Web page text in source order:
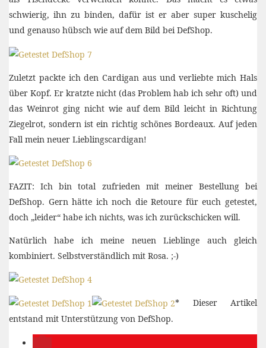
schwierig, ihn zu binden, dafür ist er aber super kuschelig
und genauso hübsch wie auf dem Bild bei DefShop.
Zuletzt packte ich den Cardigan aus und verliebte mich Hals
über Kopf. Er kratzte nicht (das Problem hab ich sehr oft) und
das Weinrot ging nicht wie auf dem Bild leicht in Richtung
Ziegelrot, sondern ist ein richtig schönes Bordeaux. Auf jeden
Fall mein neuer Lieblingscardigan!
FAZIT: Ich bin total zufrieden mit meiner Bestellung bei
DefShop. Gern hätte ich noch die Retoure für euch getestet,
doch „leider“ habe ich nichts, was ich zurückschicken will.
Natürlich habe ich meine neuen Lieblinge auch gleich
kombiniert. Selbstverständlich mit Rosa. ;-)
* Dieser Artikel
entstand mit Unterstützung von DefShop.